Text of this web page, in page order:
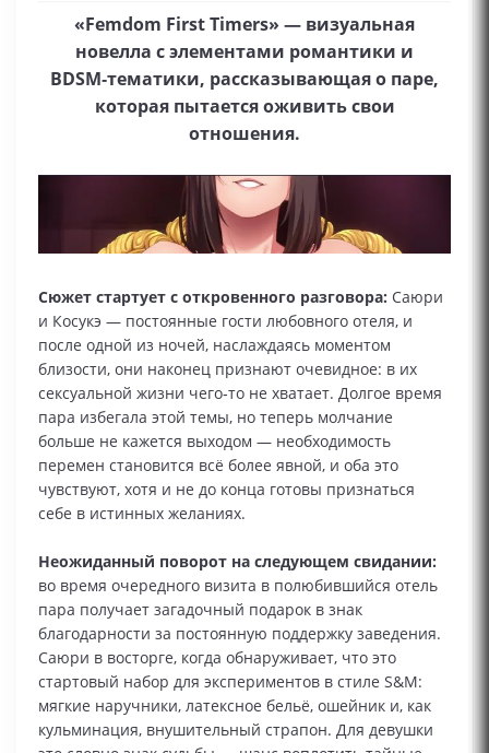
«Femdom First Timers» — визуальная
новелла с элементами романтики и
BDSM‑тематики, рассказывающая о паре,
которая пытается оживить свои
отношения.
Сюжет стартует с откровенного разговора: Саюри
и Косукэ — постоянные гости любовного отеля, и
после одной из ночей, наслаждаясь моментом
близости, они наконец признают очевидное: в их
сексуальной жизни чего‑то не хватает. Долгое время
пара избегала этой темы, но теперь молчание
больше не кажется выходом — необходимость
перемен становится всё более явной, и оба это
чувствуют, хотя и не до конца готовы признаться
себе в истинных желаниях.
Неожиданный поворот на следующем свидании:
во время очередного визита в полюбившийся отель
пара получает загадочный подарок в знак
благодарности за постоянную поддержку заведения.
Саюри в восторге, когда обнаруживает, что это
стартовый набор для экспериментов в стиле S&M:
мягкие наручники, латексное бельё, ошейник и, как
кульминация, внушительный страпон. Для девушки